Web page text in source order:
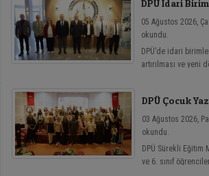
Sohbetler etkinlik
önemli söyleşiye
DPÜ İdari
05 Ağustos 2026,
okundu.
DPÜ’de idari
artırılması ve yeni
DPÜ Çocuk
03 Ağustos 2026,
okundu.
DPÜ Sürekli Eğitim
ve 6. sınıf